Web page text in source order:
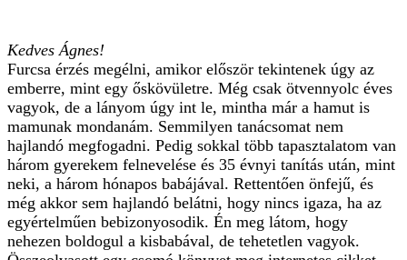
Kedves Ágnes!
Furcsa érzés megélni, amikor először tekintenek úgy az
emberre, mint egy őskövületre. Még csak ötvennyolc éves
vagyok, de a lányom úgy int le, mintha már a hamut is
mamunak mondanám. Semmilyen tanácsomat nem
hajlandó megfogadni. Pedig sokkal több tapasztalatom van
három gyerekem felnevelése és 35 évnyi tanítás után, mint
neki, a három hónapos babájával. Rettentően önfejű, és
még akkor sem hajlandó belátni, hogy nincs igaza, ha az
egyértelműen bebizonyosodik. Én meg látom, hogy
nehezen boldogul a kisbabával, de tehetetlen vagyok.